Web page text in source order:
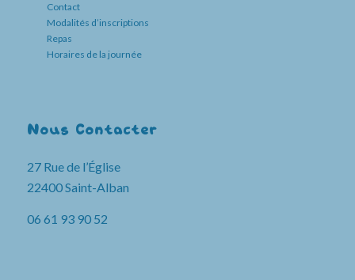
Contact
Modalités d’inscriptions
Repas
Horaires de la journée
Nous Contacter
27 Rue de l’Église
22400 Saint-Alban
06 61 93 90 52